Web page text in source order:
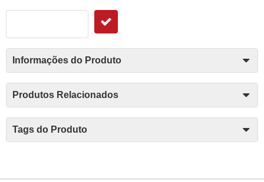
Informações do Produto
Produtos Relacionados
Tags do Produto